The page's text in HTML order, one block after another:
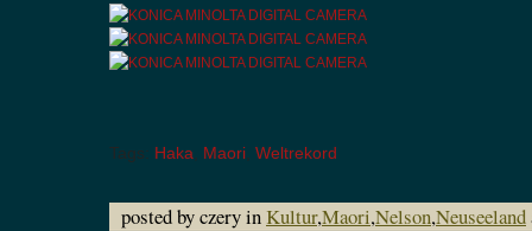
Tags: Haka Maori Weltrekord
posted by czery inKultur,Maori,Nelson,Neuseeland